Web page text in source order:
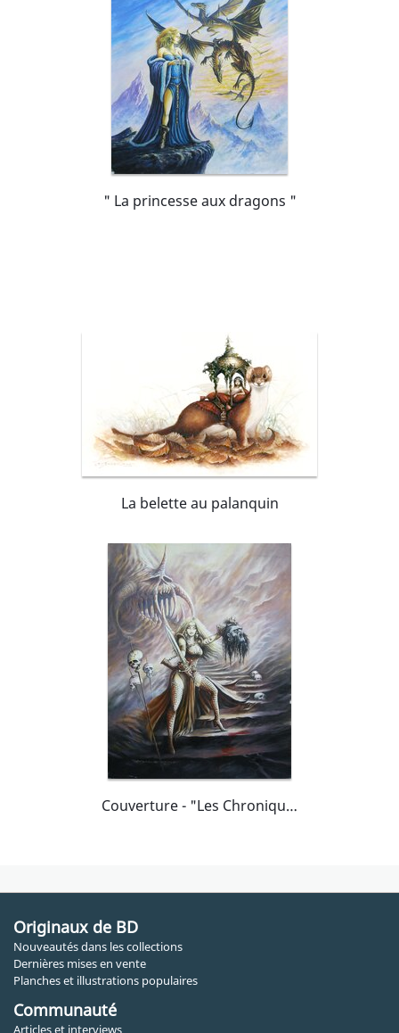
" La princesse aux dragons "
La belette au palanquin
Couverture - "Les Chroniques de Vonia"
Originaux de BD
Nouveautés dans les collections
Dernières mises en vente
Planches et illustrations populaires
Communauté
Articles et interviews